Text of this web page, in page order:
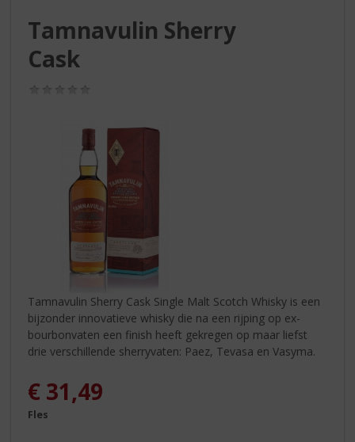
Tamnavulin Sherry
Cask
Tamnavulin Sherry Cask Single Malt Scotch Whisky is een
bijzonder innovatieve whisky die na een rijping op ex-
bourbonvaten een finish heeft gekregen op maar liefst
drie verschillende sherryvaten: Paez, Tevasa en Vasyma.
€ 31,49
Fles